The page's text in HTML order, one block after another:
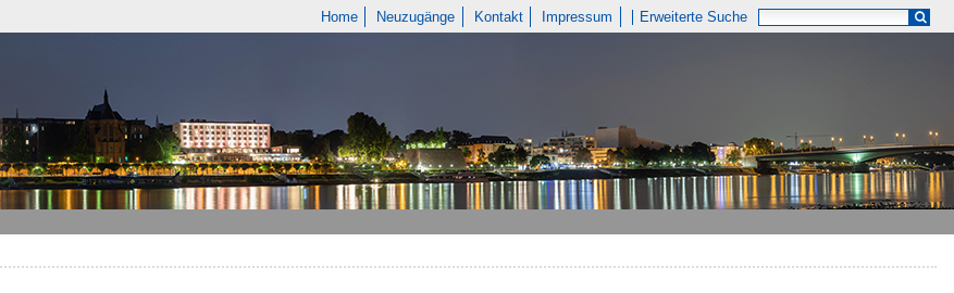
Home Neuzugänge Kontakt Impressum Erweiterte Suche